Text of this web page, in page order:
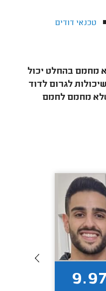
טכנאי דודים
מחמם בהחלט יכול
לגרום לדוד
מחמם לחמם
9.97